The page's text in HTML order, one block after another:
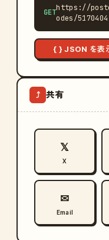
GET
https://
odes/
{ } JSON を表
⤴ 共有
𝕏
X
✉
Email